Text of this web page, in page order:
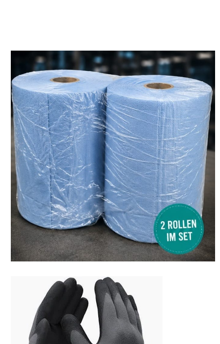
Reinigungstücher
Taympack Reinigungstücher – Profiqualität für höchste Ansprüche
Arbeitshandschuhe
Arbeitshandschuhe – Optimaler Schutz für Ihre
Hände